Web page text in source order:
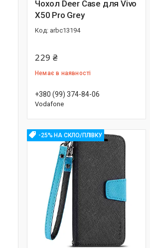
Чохол Deer Case для Vivo
X50 Pro Grey
arbc13194
229 ₴
Немає в наявності
+380 (99) 374-84-06
Vodafone
-25% НА СКЛО/ПЛІВКУ